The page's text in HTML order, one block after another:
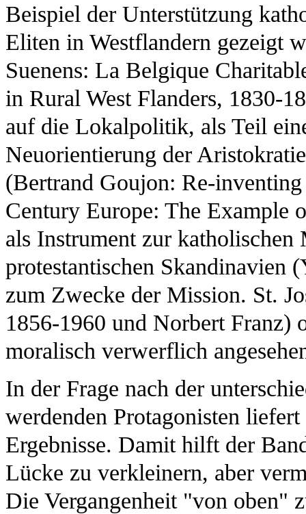
Beispiel der Unterstützung
Eliten in Westflandern gezeigt
Suenens: La Belgique
in Rural West Flanders, 1830-
auf die Lokalpolitik, als Teil
Neuorientierung der
(Bertrand Goujon: Re-
Century Europe: The Example
als Instrument zur
protestantischen Skandinavien
zum Zwecke der Mission. St.
1856-1960 und Norbert Franz)
moralisch verwerflich
In der Frage nach der
werdenden Protagonisten
Ergebnisse. Damit hilft der
Lücke zu verkleinern, aber
Die Vergangenheit "von oben"